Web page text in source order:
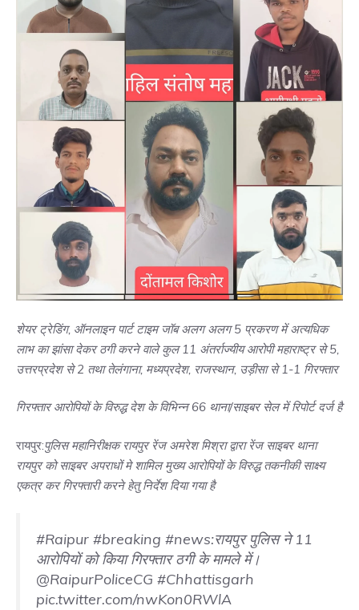
शेयर ट्रेडिंग, ऑनलाइन पार्ट टाइम जॉब अलग अलग 5 प्रकरण में अत्यधिक
लाभ का झांसा देकर ठगी करने वाले कुल 11 अंतर्राज्यीय आरोपी महाराष्ट्र से 5,
उत्तरप्रदेश से 2 तथा तेलंगाना, मध्यप्रदेश, राजस्थान, उड़ीसा से 1-1 गिरफ्तार
गिरफ्तार आरोपियों के विरुद्ध देश के विभिन्न 66 थाना/साइबर सेल में रिपोर्ट दर्ज है
रायपुर:पुलिस महानिरीक्षक रायपुर रेंज अमरेश मिश्रा द्वारा रेंज साइबर थाना
रायपुर को साइबर अपराधों मे शामिल मुख्य आरोपियों के विरुद्ध तकनीकी साक्ष्य
एकत्र कर गिरफ्तारी करने हेतु निर्देश दिया गया है
#Raipur #breaking #news:रायपुर पुलिस ने 11
आरोपियों को किया गिरफ्तार ठगी के मामले में।
@RaipurPoliceCG #Chhattisgarh
pic.twitter.com/nwKon0RWlA